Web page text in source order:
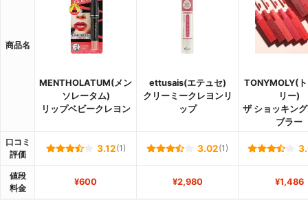
商品名
MENTHOLATUM(メン
ソレータム)
リップベビークレヨン
ettusais(エテュセ)
クリーミークレヨンリ
ップ
TONYMOLY(
リー)
ザ ショッキン
ブラー
口コミ
評価
3.12(1) 3.02(1)
値段
料金
¥600 ¥2,980 ¥1,486